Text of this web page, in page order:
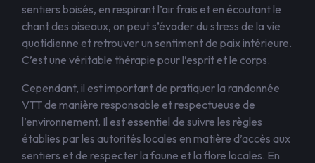
sentiers boisés, en respirant l’air frais et en écoutant le
chant des oiseaux, on peut s’évader du stress de la vie
quotidienne et retrouver un sentiment de paix intérieure.
C’est une véritable thérapie pour l’esprit et le corps.
Cependant, il est important de pratiquer la randonnée
VTT de manière responsable et respectueuse de
l’environnement. Il est essentiel de suivre les règles
établies par les autorités locales en matière d’accès aux
sentiers et de respecter la faune et la flore locales. En